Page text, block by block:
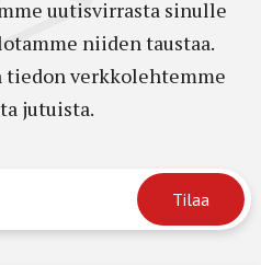
uutisvirrasta sinulle
niiden taustaa.
verkkolehtemme
jutuista.